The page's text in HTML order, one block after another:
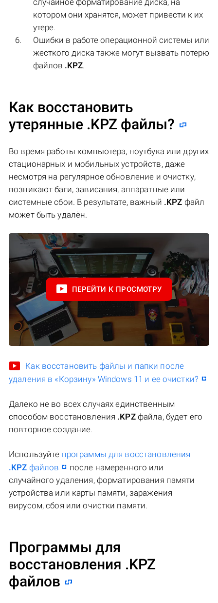
котором они хранятся, может привести к их
утере.
Ошибки в работе операционной системы или
жесткого диска также могут вызвать потерю
файлов .KPZ.
Как восстановить
утерянные .KPZ файлы?
Во время работы компьютера, ноутбука или других
стационарных и мобильных устройств, даже
несмотря на регулярное обновление и очистку,
возникают баги, зависания, аппаратные или
системные сбои. В результате, важный .KPZ файл
может быть удалён.
ПЕРЕЙТИ К ПРОСМОТРУ
Как восстановить файлы и папки после
удаления в «Корзину» Windows 11 и ее очистки?
Далеко не во всех случаях единственным
способом восстановления .KPZфайла, будет его
повторное создание.
Используйте программы для восстановления
.KPZ файлов
после намеренного или
случайного удаления, форматирования памяти
устройства или карты памяти, заражения
вирусом, сбоя или очистки памяти.
Программы для
восстановления .KPZ
файлов